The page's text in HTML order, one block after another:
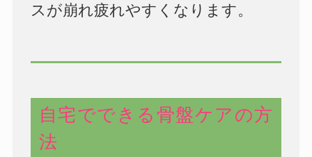
スが崩れ疲れやすくなります。
自宅でできる骨盤ケアの方
法